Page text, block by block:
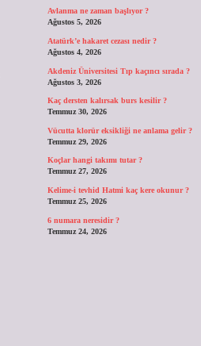
Avlanma ne zaman başlıyor ?
Ağustos 5, 2026
Atatürk’e hakaret cezası nedir ?
Ağustos 4, 2026
Akdeniz Üniversitesi Tıp kaçıncı sırada ?
Ağustos 3, 2026
Kaç dersten kalırsak burs kesilir ?
Temmuz 30, 2026
Vücutta klorür eksikliği ne anlama gelir ?
Temmuz 29, 2026
Koçlar hangi takımı tutar ?
Temmuz 27, 2026
Kelime-i tevhid Hatmi kaç kere okunur ?
Temmuz 25, 2026
6 numara neresidir ?
Temmuz 24, 2026